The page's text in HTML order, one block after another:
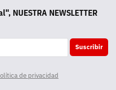
NUESTRA NEWSLETTER
Suscribir
de privacidad